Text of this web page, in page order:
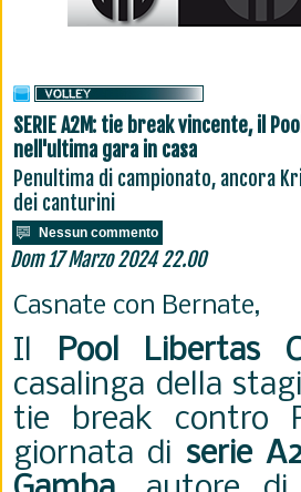
SERIE A2M: tie break vincente, il
nell'ultima gara in casa
Penultima di campionato, ancora
dei canturini
Nessun commento
Dom 17 Marzo 2024 22.00
Casnate con Bernate,
Il Pool Libertas
casalinga della
tie break contro
giornata di serie